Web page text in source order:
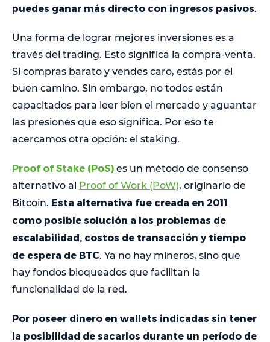
puedes ganar más directo con ingresos pasivos.
Una forma de lograr mejores inversiones es a
través del trading. Esto significa la compra-venta.
Si compras barato y vendes caro, estás por el
buen camino. Sin embargo, no todos están
capacitados para leer bien el mercado y aguantar
las presiones que eso significa. Por eso te
acercamos otra opción: el staking.
Proof of Stake (PoS) es un método de consenso
alternativo al Proof of Work (PoW), originario de
Bitcoin. Esta alternativa fue creada en 2011
como posible solución a los problemas de
escalabilidad, costos de transacción y tiempo
de espera de BTC. Ya no hay mineros, sino que
hay fondos bloqueados que facilitan la
funcionalidad de la red.
Por poseer dinero en wallets indicadas sin tener
la posibilidad de sacarlos durante un período de